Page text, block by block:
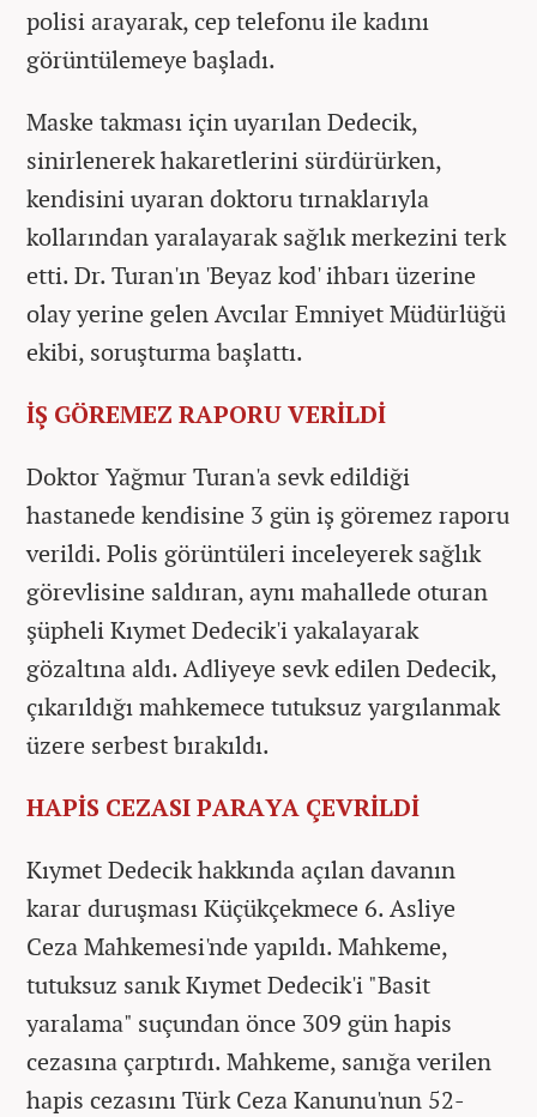
polisi arayarak, cep telefonu ile kadını
görüntülemeye başladı.
Maske takması için uyarılan Dedecik,
sinirlenerek hakaretlerini sürdürürken,
kendisini uyaran doktoru tırnaklarıyla
kollarından yaralayarak sağlık merkezini terk
etti. Dr. Turan'ın 'Beyaz kod' ihbarı üzerine
olay yerine gelen Avcılar Emniyet Müdürlüğü
ekibi, soruşturma başlattı.
İŞ GÖREMEZ RAPORU VERİLDİ
Doktor Yağmur Turan'a sevk edildiği
hastanede kendisine 3 gün iş göremez raporu
verildi. Polis görüntüleri inceleyerek sağlık
görevlisine saldıran, aynı mahallede oturan
şüpheli Kıymet Dedecik'i yakalayarak
gözaltına aldı. Adliyeye sevk edilen Dedecik,
çıkarıldığı mahkemece tutuksuz yargılanmak
üzere serbest bırakıldı.
HAPİS CEZASI PARAYA ÇEVRİLDİ
Kıymet Dedecik hakkında açılan davanın
karar duruşması Küçükçekmece 6. Asliye
Ceza Mahkemesi'nde yapıldı. Mahkeme,
tutuksuz sanık Kıymet Dedecik'i "Basit
yaralama" suçundan önce 309 gün hapis
cezasına çarptırdı. Mahkeme, sanığa verilen
hapis cezasını Türk Ceza Kanunu'nun 52-